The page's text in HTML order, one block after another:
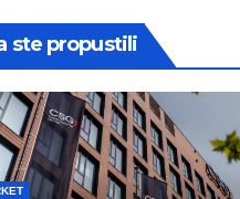
ste propustili